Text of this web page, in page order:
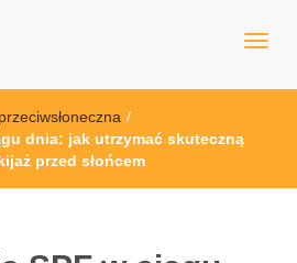
/
dnia: jak utrzymać skuteczną
przed słońcem